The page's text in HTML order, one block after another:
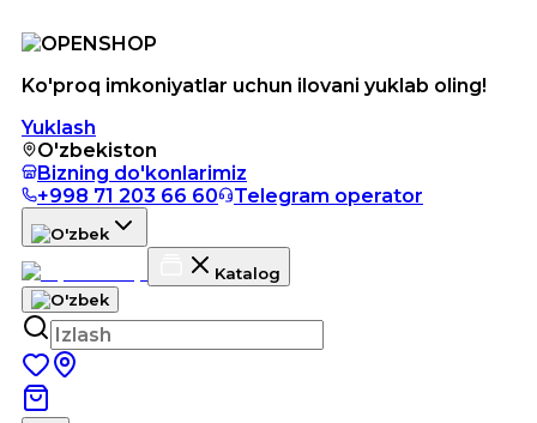
Ko'proq imkoniyatlar uchun ilovani yuklab oling!
Yuklash
O'zbekiston
Bizning do'konlarimiz
+998 71 203 66 60
Telegram operator
Katalog